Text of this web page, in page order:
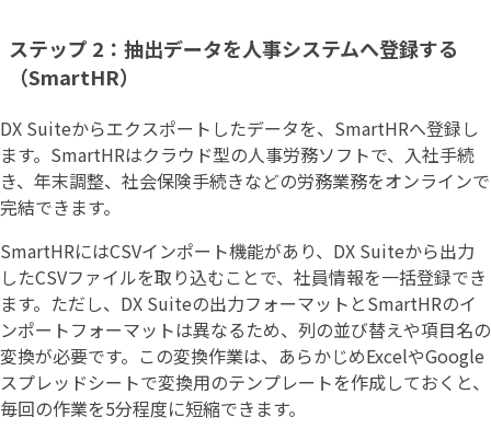
ステップ 2：抽出データを人事システムへ登録する
（SmartHR）
DX Suiteからエクスポートしたデータを、SmartHRへ登録し
ます。SmartHRはクラウド型の人事労務ソフトで、入社手続
き、年末調整、社会保険手続きなどの労務業務をオンラインで
完結できます。
SmartHRにはCSVインポート機能があり、DX Suiteから出力
したCSVファイルを取り込むことで、社員情報を一括登録でき
ます。ただし、DX Suiteの出力フォーマットとSmartHRのイ
ンポートフォーマットは異なるため、列の並び替えや項目名の
変換が必要です。この変換作業は、あらかじめExcelやGoogle
スプレッドシートで変換用のテンプレートを作成しておくと、
毎回の作業を5分程度に短縮できます。